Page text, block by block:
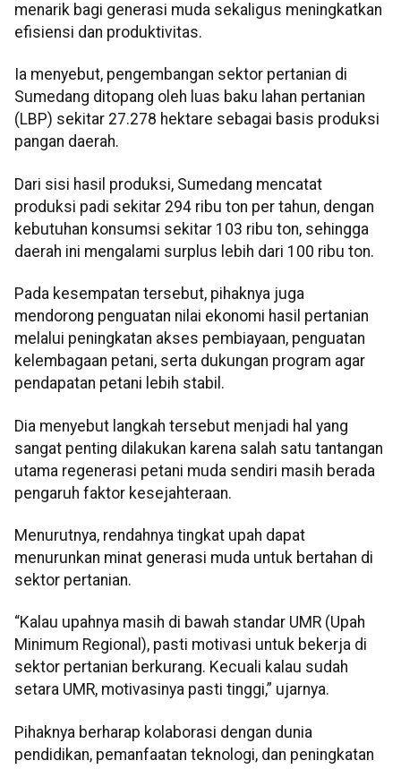
menarik bagi generasi muda sekaligus meningkatkan
efisiensi dan produktivitas.
Ia menyebut, pengembangan sektor pertanian di
Sumedang ditopang oleh luas baku lahan pertanian
(LBP) sekitar 27.278 hektare sebagai basis produksi
pangan daerah.
Dari sisi hasil produksi, Sumedang mencatat
produksi padi sekitar 294 ribu ton per tahun, dengan
kebutuhan konsumsi sekitar 103 ribu ton, sehingga
daerah ini mengalami surplus lebih dari 100 ribu ton.
Pada kesempatan tersebut, pihaknya juga
mendorong penguatan nilai ekonomi hasil pertanian
melalui peningkatan akses pembiayaan, penguatan
kelembagaan petani, serta dukungan program agar
pendapatan petani lebih stabil.
Dia menyebut langkah tersebut menjadi hal yang
sangat penting dilakukan karena salah satu tantangan
utama regenerasi petani muda sendiri masih berada
pengaruh faktor kesejahteraan.
Menurutnya, rendahnya tingkat upah dapat
menurunkan minat generasi muda untuk bertahan di
sektor pertanian.
“Kalau upahnya masih di bawah standar UMR (Upah
Minimum Regional), pasti motivasi untuk bekerja di
sektor pertanian berkurang. Kecuali kalau sudah
setara UMR, motivasinya pasti tinggi,” ujarnya.
Pihaknya berharap kolaborasi dengan dunia
pendidikan, pemanfaatan teknologi, dan peningkatan